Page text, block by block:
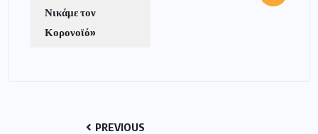
Νικάμε τον
Κορονοϊό»
PREVIOUS